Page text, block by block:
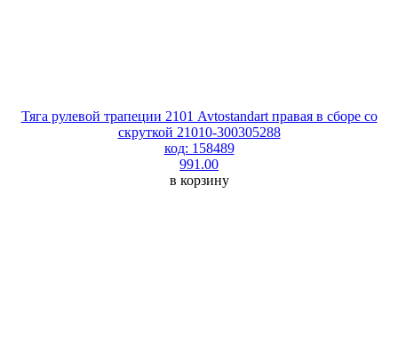
Тяга рулевой трапеции 2101 Avtostandart правая в сборе со
скруткой 21010-300305288
код: 158489
991.00
в корзину